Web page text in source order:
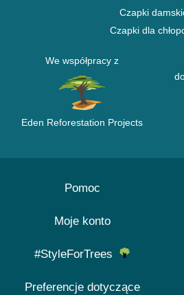
Czapki
Czapki dla
We współpracy z
Eden Reforestation Projects
Pomoc
Moje konto
#StyleForTrees
Preferencje dotyczące